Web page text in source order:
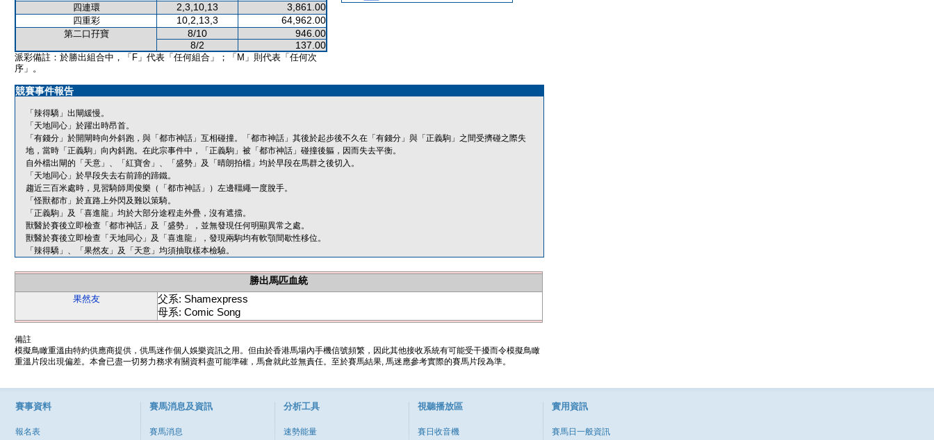
四連環 2,3,10,13 3,861.00
四重彩 10,2,13,3 64,962.00
第二口孖寶 8/10
946.00
8/2
137.00
派彩備註：於勝出組合中，「F」代表「任何組合」；「M」則代表「任何次
序」。
競賽事件報告
「辣得驕」出閘緩慢。
「天地同心」於躍出時昂首。
「有錢分」於開閘時向外斜跑，與「都市神話」互相碰撞。「都市神話」其後於起步後不久在「有錢分」與「正義駒」之間受擠碰之際失
地，當時「正義駒」向內斜跑。在此宗事件中，「正義駒」被「都市神話」碰撞後軀，因而失去平衡。
自外檔出閘的「天意」、「紅寶舍」、「盛勢」及「晴朗拍檔」均於早段在馬群之後切入。
「天地同心」於早段失去右前蹄的蹄鐵。
趨近三百米處時，見習騎師周俊樂（「都市神話」）左邊韁繩一度脫手。
「怪獸都市」於直路上外閃及難以策騎。
「正義駒」及「喜進龍」均於大部分途程走外疊，沒有遮擋。
獸醫於賽後立即檢查「都市神話」及「盛勢」，並無發現任何明顯異常之處。
獸醫於賽後立即檢查「天地同心」及「喜進龍」，發現兩駒均有軟顎間歇性移位。
「辣得驕」、「果然友」及「天意」均須抽取樣本檢驗。
勝出馬匹血統
果然友
父系: Shamexpress
母系: Comic Song
備註
模擬鳥瞰重溫由特約供應商提供，供馬迷作個人娛樂資訊之用。但由於香港馬場內手機信號頻繁，因此其他接收系統有可能受干擾而令模擬鳥瞰
重溫片段出現偏差。本會已盡一切努力務求有關資料盡可能準確，馬會就此並無責任。至於賽馬結果, 馬迷應參考實際的賽馬片段為準。
賽事資料
報名表
賽馬消息及資訊
賽馬消息
分析工具
速勢能量
視聽播放區
賽日收音機
實用資訊
賽馬日一般資訊